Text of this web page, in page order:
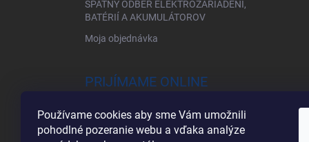
Používame cookies aby sme Vám umožnili
pohodlné pozeranie webu a vďaka analýze
SPÄTNÝ ODBER ELEKTROZARIADENÍ,
BATÉRIÍ A AKUMULÁTOROV
Moja objednávka
PRIJÍMAME ONLINE